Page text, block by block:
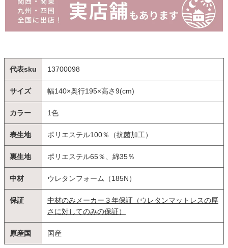
代表sku 13700098
サイズ 幅140×奥行195×高さ9(cm)
カラー 1色
表生地 ポリエステル100％（抗菌加工）
裏生地 ポリエステル65％、綿35％
中材 ウレタンフォーム（185N）
保証
中材のみメーカー３年保証（ウレタンマットレスの厚
さに対してのみの保証）
原産国 国産